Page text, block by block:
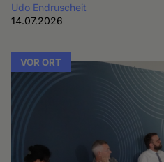
Udo Endruscheit
14.07.2026
VOR ORT